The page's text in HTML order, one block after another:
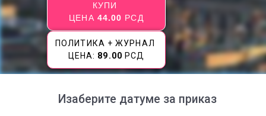
КУПИ
ЦЕНА 44.00 РСД
ПОЛИТИКА + ЖУРНАЛ
ЦЕНА: 89.00 РСД
Изаберите датуме за приказ